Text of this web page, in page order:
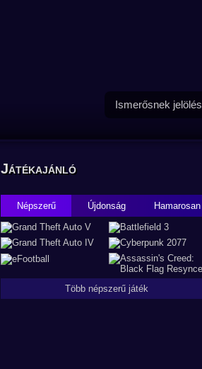
Ismerősnek jelölés
Játékajánló
Népszerű Újdonság Hamarosan
Több népszerű játék